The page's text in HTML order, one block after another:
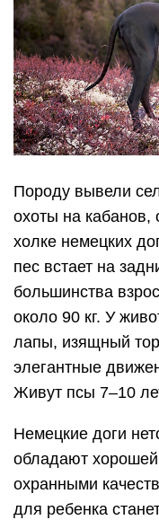
Породу вывели
охоты на
холке немецких
пес встает на
большинства
около 90 кг. У
лапы, изящный
элегантные
Живут псы 7–10
Немецкие доги
обладают
охранными
для ребенка